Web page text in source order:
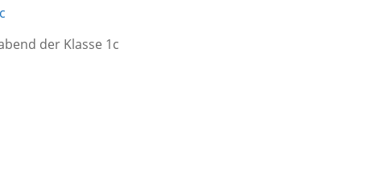
der Klasse 1c